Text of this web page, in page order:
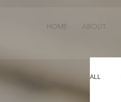
HOME ABOUT
ALL